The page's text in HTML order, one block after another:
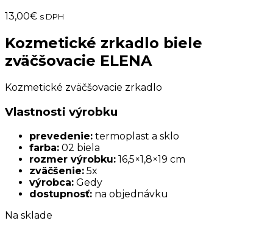
13,00€ s DPH
Kozmetické zrkadlo biele
zväčšovacie ELENA
Kozmetické zväčšovacie zrkadlo
Vlastnosti výrobku
prevedenie: termoplast a sklo
farba: 02 biela
rozmer výrobku: 16,5×1,8×19 cm
zväčšenie: 5x
výrobca: Gedy
dostupnosť: na objednávku
Na sklade